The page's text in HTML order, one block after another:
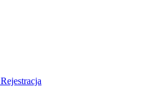
Rejestracja